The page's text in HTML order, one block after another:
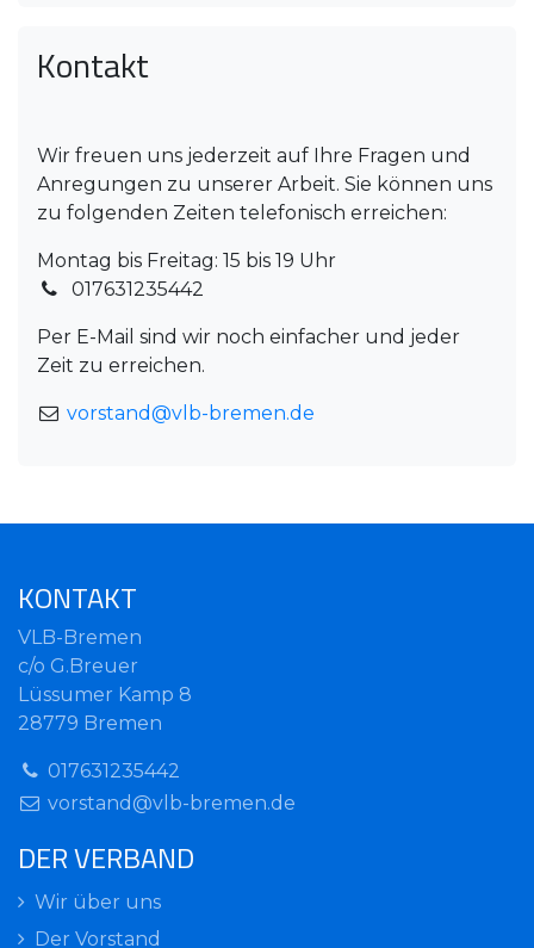
Kontakt
Wir freuen uns jederzeit auf Ihre Fragen und
Anregungen zu unserer Arbeit. Sie können uns
zu folgenden Zeiten telefonisch erreichen:
Montag bis Freitag: 15 bis 19 Uhr
017631235442
Per E-Mail sind wir noch einfacher und jeder
Zeit zu erreichen.
vorstand@vlb-bremen.de
KONTAKT
VLB-Bremen
c/o G.Breuer
Lüssumer Kamp 8
28779 Bremen
017631235442
vorstand@vlb-bremen.de
DER VERBAND
Wir über uns
Der Vorstand